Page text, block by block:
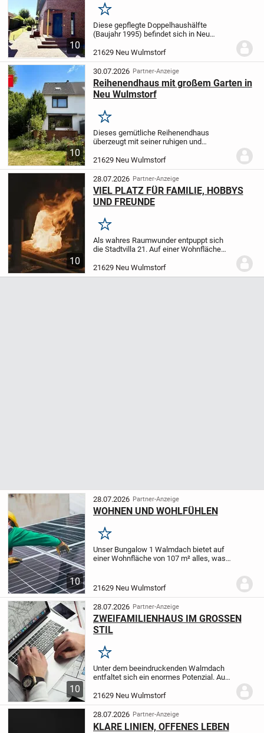
10
Merken
Diese gepflegte Doppelhaushälfte
(Baujahr 1995) befindet sich in Neu
überzeugt mit einer durchdachten
Raumaufteilung sowie einem
familienfreundlichen Grundstück von
ca....
21629 Neu Wulmstorf
10
30.07.2026 Partner-Anzeige
Reihenendhaus mit großem Garten in
Neu Wulmstorf
Merken
Dieses gemütliche Reihenendhaus
überzeugt mit seiner ruhigen und
direkt im Grünen.Das im Jahr 1964
erstmals bezogene Einfamilienhaus
befindet sich auf einem ca....
21629 Neu Wulmstorf
10
28.07.2026 Partner-Anzeige
VIEL PLATZ FÜR FAMILIE, HOBBYS
UND FREUNDE
Merken
Als wahres Raumwunder entpuppt sich
die Stadtvilla 21. Auf einer Wohnfläche
Familien mit bis zu drei Kindern Platz - und
haben sogar noch Gelegenheit,...
21629 Neu Wulmstorf
10
28.07.2026 Partner-Anzeige
WOHNEN UND WOHLFÜHLEN
Merken
Unser Bungalow 1 Walmdach bietet auf
einer Wohnfläche von 107 m² alles, was
Wohn-Ess-Zimmer ist großzügig
21629 Neu Wulmstorf
10
28.07.2026 Partner-Anzeige
ZWEIFAMILIENHAUS IM GROSSEN
STIL
Merken
Unter dem beeindruckenden Walmdach
entfaltet sich ein enormes Potenzial. Auf
Platz zur Entfaltung ihrer Wünsche. Im
Erdgeschoss begeistert der weitläufige...
21629 Neu Wulmstorf
28.07.2026 Partner-Anzeige
KLARE LINIEN, OFFENES LEBEN